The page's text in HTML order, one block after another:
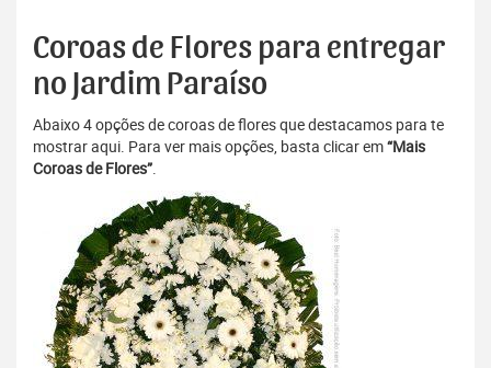
Coroas de Flores para entregar
no Jardim Paraíso
Abaixo 4 opções de coroas de flores que destacamos para te
mostrar aqui. Para ver mais opções, basta clicar em“Mais
Coroas de Flores”.